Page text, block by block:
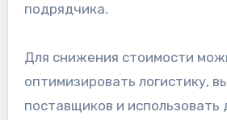
подрядчика.
Для снижения стоимости
оптимизировать логистику,
поставщиков и использовать